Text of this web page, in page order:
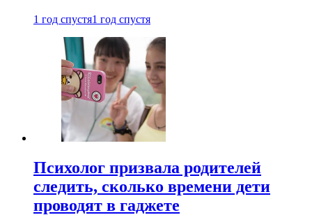
1 год спустя1 год спустя
Психолог призвала родителей
следить, сколько времени дети
проводят в гаджете